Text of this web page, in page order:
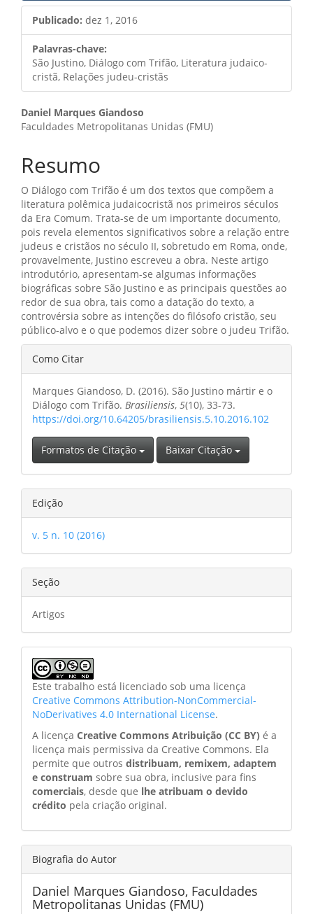
Publicado: dez 1, 2016
Palavras-chave:
São Justino, Diálogo com Trifão, Literatura judaico-
cristã, Relações judeu-cristãs
Conteúdo
do
artigo
principal
Daniel Marques Giandoso
Faculdades Metropolitanas Unidas (FMU)
Resumo
O Diálogo com Trifão é um dos textos que compõem a
literatura polêmica judaicocristã nos primeiros séculos
da Era Comum. Trata-se de um importante documento,
pois revela elementos significativos sobre a relação entre
judeus e cristãos no século II, sobretudo em Roma, onde,
provavelmente, Justino escreveu a obra. Neste artigo
introdutório, apresentam-se algumas informações
biográficas sobre São Justino e as principais questões ao
redor de sua obra, tais como a datação do texto, a
controvérsia sobre as intenções do filósofo cristão, seu
público-alvo e o que podemos dizer sobre o judeu Trifão.
Detalhes
do
artigo
Como Citar
Marques Giandoso, D. (2016). São Justino mártir e o
Diálogo com Trifão. Brasiliensis, 5(10), 33-73.
https://doi.org/10.64205/brasiliensis.5.10.2016.102
Formatos de Citação Baixar Citação
Edição
v. 5 n. 10 (2016)
Seção
Artigos
Este trabalho está licenciado sob uma licença
Creative Commons Attribution-NonCommercial-
NoDerivatives 4.0 International License.
A licença Creative Commons Atribuição (CC BY) é a
licença mais permissiva da Creative Commons. Ela
permite que outros distribuam, remixem, adaptem
e construam sobre sua obra, inclusive para fins
comerciais, desde que lhe atribuam o devido
crédito pela criação original.
Biografia do Autor
Daniel Marques Giandoso, Faculdades
Metropolitanas Unidas (FMU)